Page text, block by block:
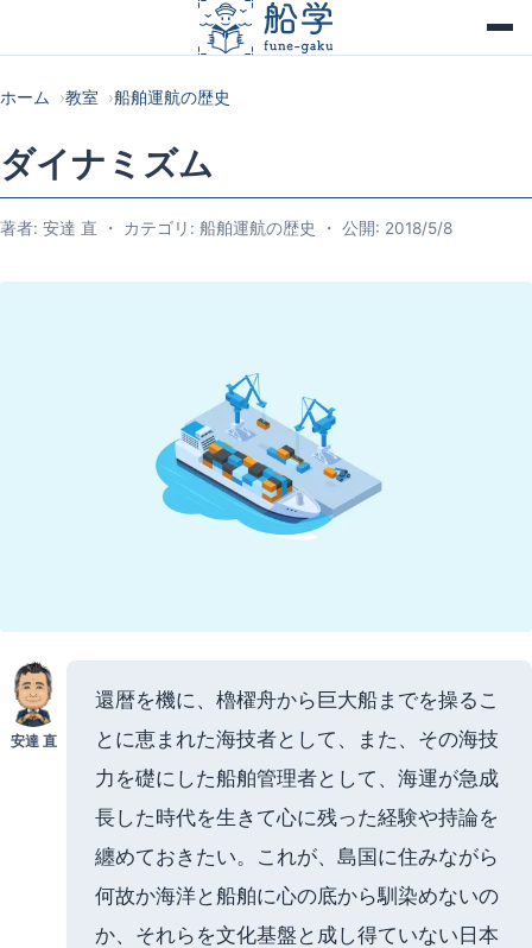
ホーム 教室 船舶運航の歴史
ダイナミズム
著者: 安達 直 ・ カテゴリ: 船舶運航の歴史 ・ 公開: 2018/5/8
安達 直
還暦を機に、櫓櫂舟から巨大船までを操るこ
とに恵まれた海技者として、また、その海技
力を礎にした船舶管理者として、海運が急成
長した時代を生きて心に残った経験や持論を
纏めておきたい。これが、島国に住みながら
何故か海洋と船舶に心の底から馴染めないの
か、それらを文化基盤と成し得ていない日本